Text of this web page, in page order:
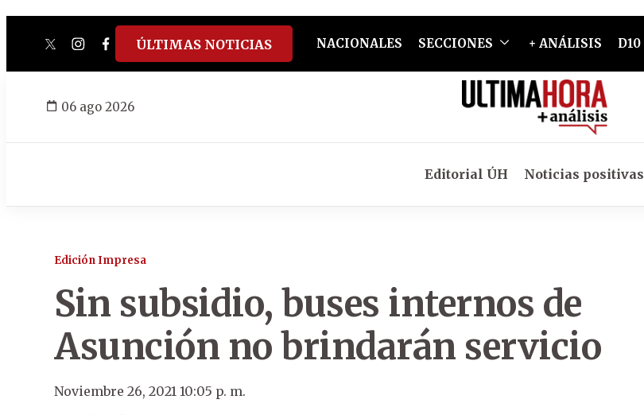
twitterinstagram
facebook
tiktokyoutube
spotify
ÚLTIMAS NOTICIAS NACIONALES SECCIONES + ANÁLISIS D10
06 ago 2026
Editorial ÚH Noticias positivas
Edición Impresa
Sin subsidio, buses internos de
Asunción no brindarán servicio
Noviembre 26, 2021 10:05 p. m.